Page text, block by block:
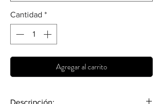
Cantidad *
Agregar al carrito
Descripción: